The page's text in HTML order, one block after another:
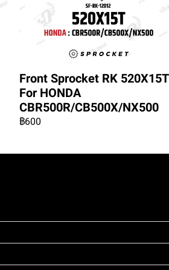
Front Sprocket RK 520X15T
For HONDA
CBR500R/CB500X/NX500
฿600